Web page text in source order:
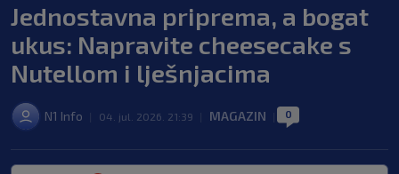
Jednostavna priprema, a bogat
ukus: Napravite cheesecake s
Nutellom i lješnjacima
N1 Info 04. jul. 2026. 21:39 MAGAZIN 0